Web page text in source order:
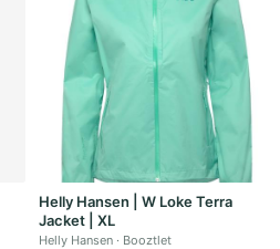
Helly Hansen | W Loke Terra
Jacket | XL
Helly Hansen Booztlet